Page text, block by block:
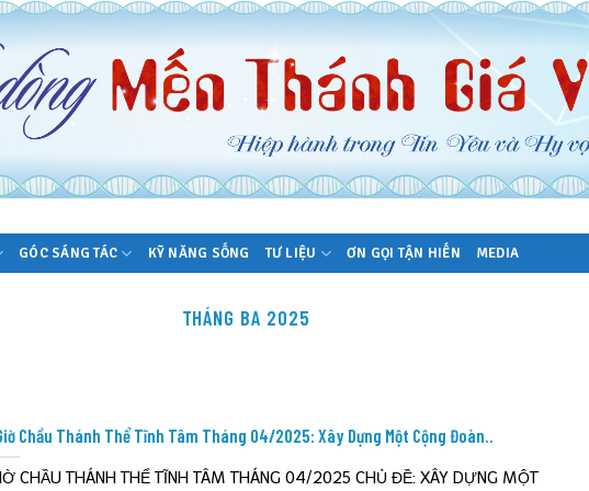
GÓC SÁNG TÁC KỸ NĂNG SỐNG TƯ LIỆU ƠN GỌI TẬN HIẾN MEDIA
THÁNG BA 2025
Chầu Thánh Thể Tĩnh Tâm Tháng 04/2025: Xây Dựng Một Cộng Đoàn..
CHẦU THÁNH THỂ TĨNH TÂM THÁNG 04/2025 CHỦ ĐỀ: XÂY DỰNG MỘT